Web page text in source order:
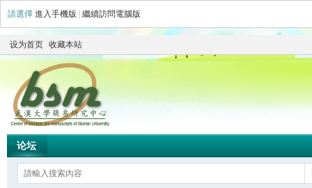
請選擇 進入手機版 繼續訪問電腦版
设为首页 收藏本站
论坛